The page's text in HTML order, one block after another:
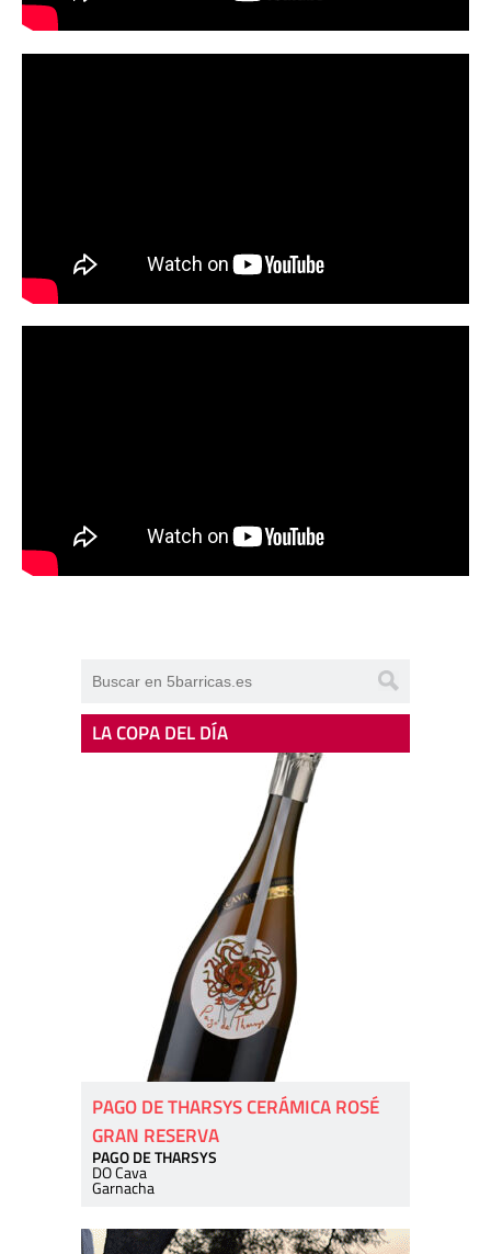
LA COPA DEL DÍA
PAGO DE THARSYS CERÁMICA ROSÉ
GRAN RESERVA
PAGO DE THARSYS
DO Cava
Garnacha